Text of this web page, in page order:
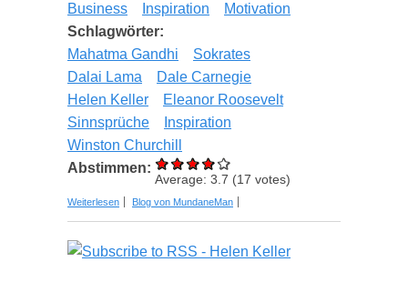
Business
Inspiration
Motivation
Schlagwörter:
Mahatma Gandhi
Sokrates
Dalai Lama
Dale Carnegie
Helen Keller
Eleanor Roosevelt
Sinnsprüche
Inspiration
Winston Churchill
Abstimmen:
Average: 3.7 (17 votes)
Weiterlesen über 25 Zitate, die den rebellischen Unternehmer
Blog von MundaneMan